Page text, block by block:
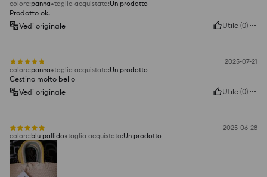
colore:panna taglia acquistata:Un prodotto
Prodotto ok.
Vedi originale
Utile (0)
2025-07-21
colore:panna taglia acquistata:Un prodotto
Cestino molto bello
Vedi originale
Utile (0)
2025-06-28
colore:blu pallido taglia acquistata:Un prodotto